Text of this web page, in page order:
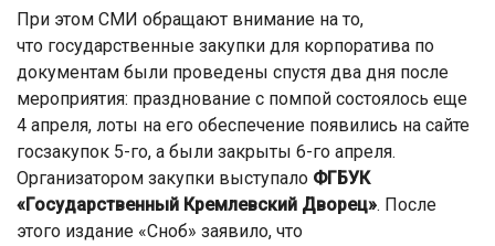
При этом СМИ обращают внимание на то,
что государственные закупки для корпоратива по
документам были проведены спустя два дня после
мероприятия: празднование с помпой состоялось еще
4 апреля, лоты на его обеспечение появились на сайте
госзакупок 5-го, а были закрыты 6-го апреля.
Организатором закупки выступало ФГБУК
«Государственный Кремлевский Дворец». После
этого издание «Сноб» заявило, что